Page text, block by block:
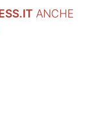
ANCHE